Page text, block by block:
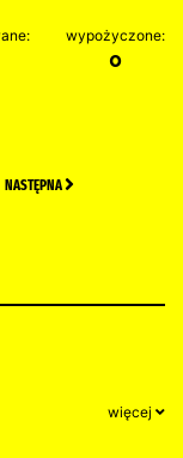
wypożyczone:
0
NASTĘPNA
więcej